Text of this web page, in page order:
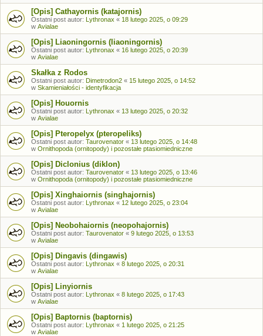
[Opis] Cathayornis (katajornis)
Ostatni post autor: Lythronax « 18 lutego 2025, o 09:29
w Avialae
[Opis] Liaoningornis (liaoningornis)
Ostatni post autor: Lythronax « 16 lutego 2025, o 20:39
w Avialae
Skałka z Rodos
Ostatni post autor: Dimetrodon2 « 15 lutego 2025, o 14:52
w Skamieniałości - identyfikacja
[Opis] Houornis
Ostatni post autor: Lythronax « 13 lutego 2025, o 20:32
w Avialae
[Opis] Pteropelyx (pteropeliks)
Ostatni post autor: Taurovenator « 13 lutego 2025, o 14:48
w Ornithopoda (ornitopody) i pozostałe ptasiomiedniczne
[Opis] Diclonius (diklon)
Ostatni post autor: Taurovenator « 13 lutego 2025, o 13:46
w Ornithopoda (ornitopody) i pozostałe ptasiomiedniczne
[Opis] Xinghaiornis (singhajornis)
Ostatni post autor: Lythronax « 12 lutego 2025, o 23:04
w Avialae
[Opis] Neobohaiornis (neopohajornis)
Ostatni post autor: Taurovenator « 9 lutego 2025, o 13:53
w Avialae
[Opis] Dingavis (dingawis)
Ostatni post autor: Lythronax « 8 lutego 2025, o 20:31
w Avialae
[Opis] Linyiornis
Ostatni post autor: Lythronax « 8 lutego 2025, o 17:43
w Avialae
[Opis] Baptornis (baptornis)
Ostatni post autor: Lythronax « 1 lutego 2025, o 21:25
w Avialae